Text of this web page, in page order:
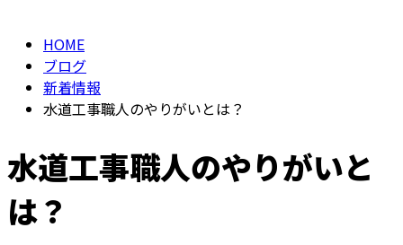
HOME
ブログ
新着情報
水道工事職人のやりがいとは？
水道工事職人のやりがいと
は？